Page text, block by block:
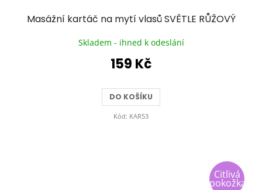
Masážní kartáč na mytí vlasů SVĚTLE RŮŽOVÝ
Skladem - ihned k odeslání
159 Kč
DO KOŠÍKU
Kód: KAR53
Citlivá
pokožka